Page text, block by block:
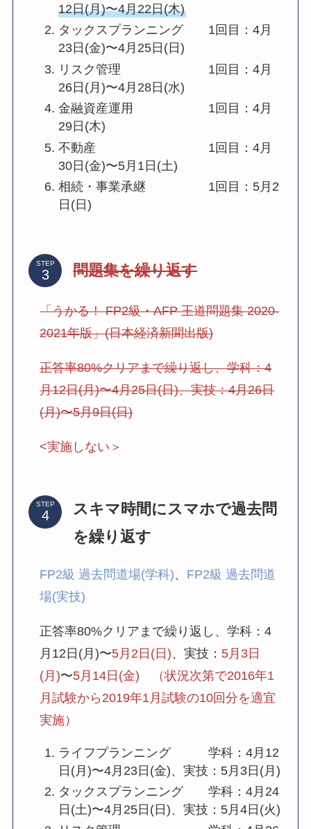
12日(月)〜4月22日(木)
タックスプランニング 1回目：4月
23日(金)〜4月25日(日)
リスク管理 1回目：4月
26日(月)〜4月28日(水)
金融資産運用 1回目：4月
29日(木)
不動産 1回目：4月
30日(金)〜5月1日(土)
相続・事業承継 1回目：5月2
日(日)
STEP 問題集を繰り返す
「うかる！ FP2級・AFP 王道問題集 2020-
2021年版」(日本経済新聞出版)
正答率80%クリアまで繰り返し、学科：4
月12日(月)〜4月25日(日)、実技：4月26日
(月)〜5月9日(日)
<実施しない＞
STEP
スキマ時間にスマホで過去問
を繰り返す
FP2級 過去問道場(学科)、 FP2級 過去問道
場(実技)
正答率80%クリアまで繰り返し、学科：4
月12日(月)〜5月2日(日)、実技： 5月3日
(月)〜5月14日(金)
（状況次第で2016年1
月試験から2019年1月試験の10回分を適宜
実施）
ライフプランニング 学科：4月12
日(月)〜4月23日(金)、実技：5月3日(月)
タックスプランニング 学科：4月24
日(土)〜4月25日(日)、実技：5月4日(火)